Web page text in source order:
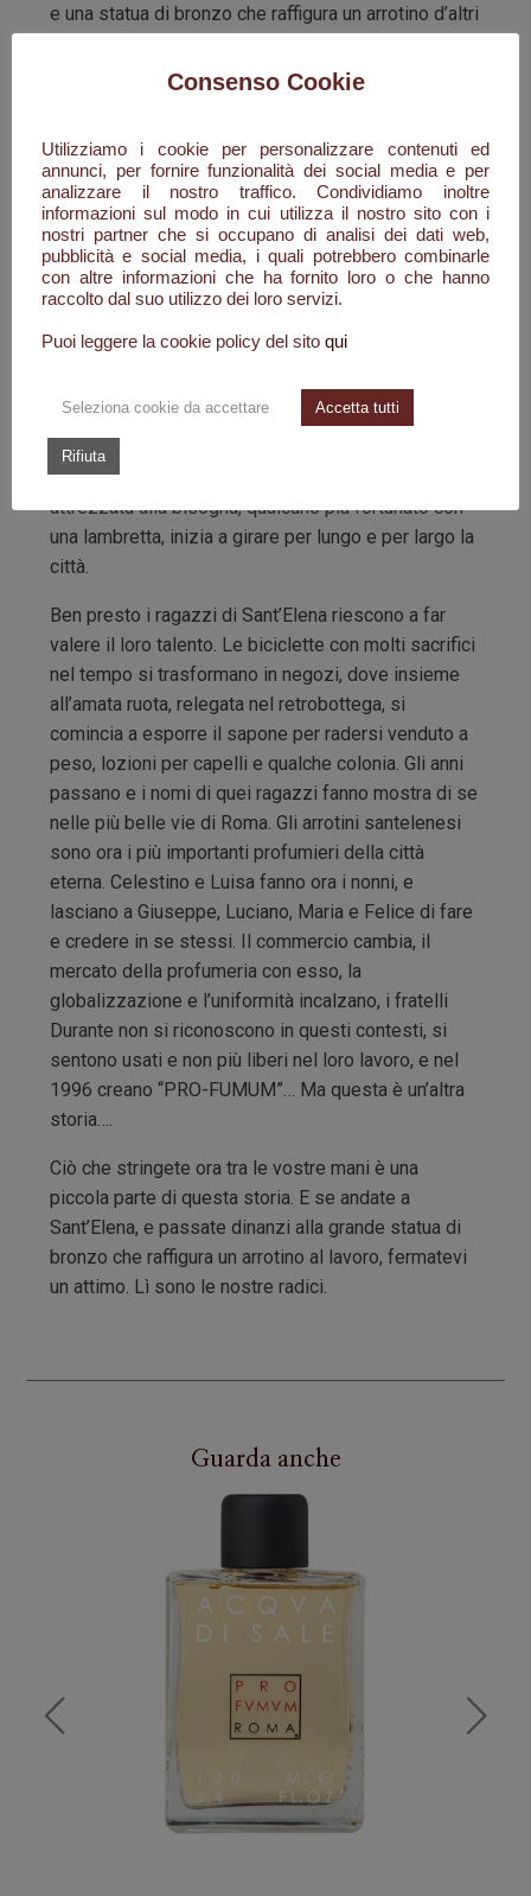
e una statua di bronzo che raffigura un arrotino d’altri
tornato dal conflitto, anche con qualche ricordo sul
Il duro lavoro della terra e qualche capo di
bestiame, erano state e sono le uniche risorse
economiche e di vita per la maggioranza della
comunità santelenese: ma molti di quei ragazzi
avevano una grande maestria sotto le loro mani, le
forbici, i coltelli e qualsiasi strumento da taglio e di
lama tornavano come nuovi. Celestino raccoglie le
poche cose che ha e con Luisa, divenuta sua
moglie, decidono di partire per Roma. Con lui
partono in tanti. Ognuno per la propria strada e i
propri sogni, ciascuno di loro con una bicicletta
attrezzata alla bisogna, qualcuno più fortunato con
una lambretta, inizia a girare per lungo e per largo la
città.
Ben presto i ragazzi di Sant’Elena riescono a far
valere il loro talento. Le biciclette con molti sacrifici
nel tempo si trasformano in negozi, dove insieme
all’amata ruota, relegata nel retrobottega, si
comincia a esporre il sapone per radersi venduto a
peso, lozioni per capelli e qualche colonia. Gli anni
passano e i nomi di quei ragazzi fanno mostra di se
nelle più belle vie di Roma. Gli arrotini santelenesi
sono ora i più importanti profumieri della città
eterna. Celestino e Luisa fanno ora i nonni, e
lasciano a Giuseppe, Luciano, Maria e Felice di fare
e credere in se stessi. Il commercio cambia, il
mercato della profumeria con esso, la
globalizzazione e l’uniformità incalzano, i fratelli
Durante non si riconoscono in questi contesti, si
sentono usati e non più liberi nel loro lavoro, e nel
1996 creano “PRO-FUMUM”… Ma questa è un’altra
storia….
Ciò che stringete ora tra le vostre mani è una
piccola parte di questa storia. E se andate a
Sant’Elena, e passate dinanzi alla grande statua di
bronzo che raffigura un arrotino al lavoro, fermatevi
un attimo. Lì sono le nostre radici.
Guarda anche
Consenso Cookie
Utilizziamo i cookie per personalizzare contenuti ed
annunci, per fornire funzionalità dei social media e per
analizzare il nostro traffico. Condividiamo inoltre
informazioni sul modo in cui utilizza il nostro sito con i
nostri partner che si occupano di analisi dei dati web,
pubblicità e social media, i quali potrebbero combinarle
con altre informazioni che ha fornito loro o che hanno
raccolto dal suo utilizzo dei loro servizi.
Puoi leggere la cookie policy del sito qui
Seleziona cookie da accettare Accetta tutti
Rifiuta